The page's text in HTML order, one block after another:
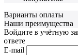
Варианты оплаты
Наши преимущества
Войдите в учётную
ответе
E-mail